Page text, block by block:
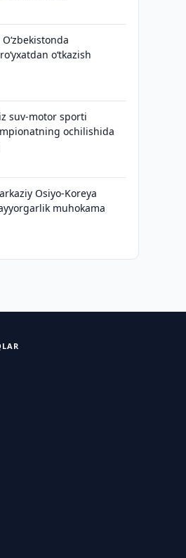
o‘tkazish
suv-motor sporti
ochilishida
Osiyo-Koreya
muhokama